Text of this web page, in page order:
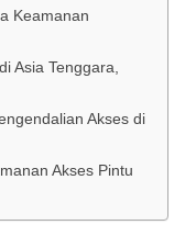
Keamanan
Asia Tenggara,
Akses di
Akses Pintu